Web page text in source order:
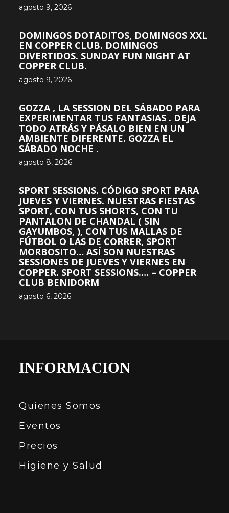
agosto 9, 2026
DOMINGOS DOTADITOS, DOMINGOS XXL
EN COPPER CLUB. DOMINGOS
DIVERTIDOS. SUNDAY FUN NIGHT AT
COPPER CLUB.
agosto 9, 2026
GOZZA , LA SESSION DEL SÁBADO PARA
EXPERIMENTAR TUS FANTASIAS . DEJA
TODO ATRÁS Y PÁSALO BIEN EN UN
AMBIENTE DIFERENTE. GOZZA EL
SÁBADO NOCHE .
agosto 8, 2026
SPORT SESSIONS. CÓDIGO SPORT PARA
JUEVES Y VIERNES. NUESTRAS FIESTAS
SPORT, CON TUS SHORTS, CON TU
PANTALON DE CHANDAL ( SIN
GAYUMBOS, ), CON TUS MALLAS DE
FÚTBOL O LAS DE CORRER, SPORT
MORBOSITO… ASÍ SON NUESTRAS
SESSIONES DE JUEVES Y VIERNES EN
COPPER. SPORT SESSIONS.… – COPPER
CLUB BENIDORM
agosto 6, 2026
INFORMACION
Quienes Somos
Eventos
Precios
Higiene y Salud